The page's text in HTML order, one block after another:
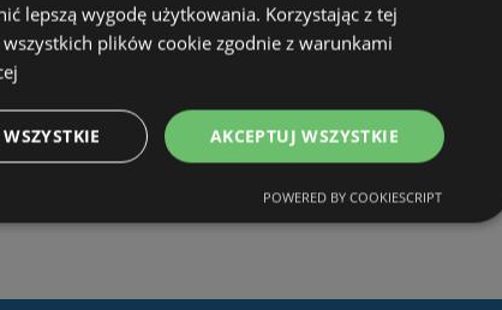
Podobne
Oferty Leroy
Oferty Castorama
Oferty OBI
lepszą wygodę użytkowania. Korzystając z tej
plików cookie zgodnie z warunkami
AKCEPTUJ WSZYSTKIE
POWERED BY COOKIESCRIPT